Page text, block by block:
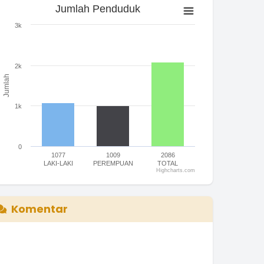
Jumlah Penduduk
The chart has 1 X axis displaying categories.
Jumlah
Jumlah Penduduk
1077
LAKI-LAKI
1009
PEREMPUAN
2086
TOTAL
0
1k
2k
3k
Highcharts.com
Komentar